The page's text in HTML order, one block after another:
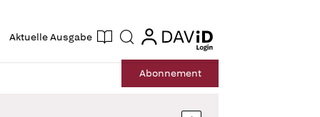
Aktuelle Ausgabe Suche login
login
Abonnement